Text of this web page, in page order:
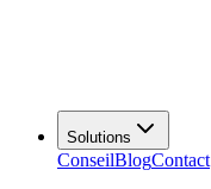
Solutions
ConseilBlogContact